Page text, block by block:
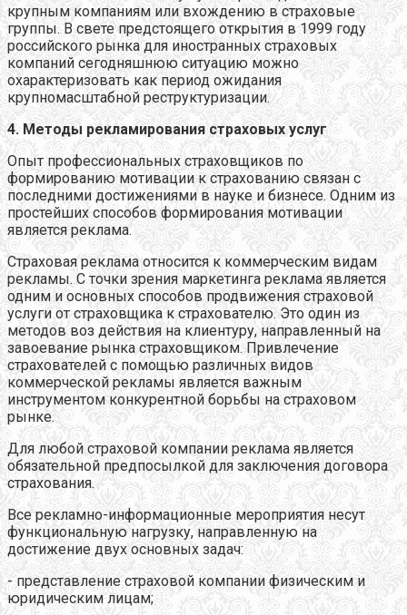
крупным компаниям или вхождению в страховые
группы. В свете предстоящего открытия в 1999 году
российского рынка для иностранных страховых
компаний сегодняшнюю ситуацию можно
охарактеризовать как период ожидания
крупномасштабной реструктуризации.
4. Методы рекламирования страховых услуг
Опыт профессиональных страховщиков по
формированию мотивации к страхованию связан с
последними достижениями в науке и бизнесе. Одним из
простейших способов формирования мотивации
является реклама.
Страховая реклама относится к коммерческим видам
рекламы. С точки зрения маркетинга реклама является
одним и основных способов продвижения страховой
услуги от страховщика к страхователю. Это один из
методов воз действия на клиентуру, направленный на
завоевание рынка страховщиком. Привлечение
страхователей с помощью различных видов
коммерческой рекламы является важным
инструментом конкурентной борьбы на страховом
рынке.
Для любой страховой компании реклама является
обязательной предпосылкой для заключения договора
страхования.
Все рекламно-информационные мероприятия несут
функциональную нагрузку, направленную на
достижение двух основных задач:
- представление страховой компании физическим и
юридическим лицам;